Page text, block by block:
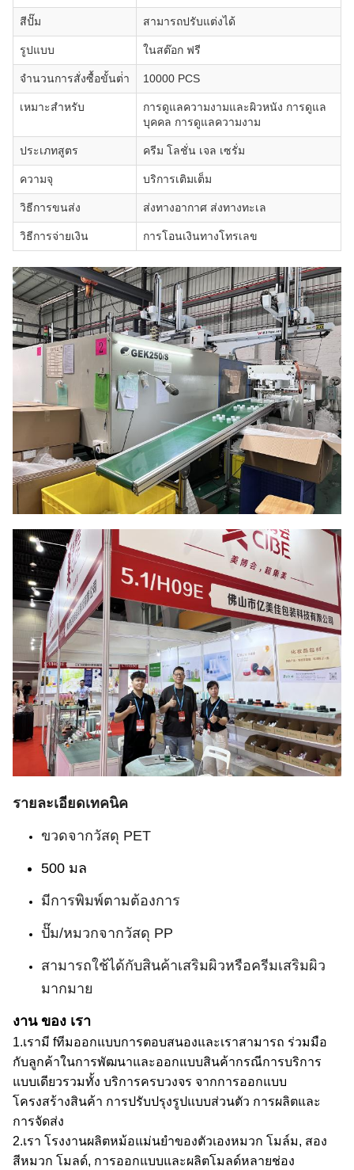
สีปั๊ม สามารถปรับแต่งได้
รูปแบบ ในสต๊อก ฟรี
จํานวนการสั่งซื้อขั้นต่ํา 10000 PCS
เหมาะสําหรับ
การดูแลความงามและผิวหนัง การดูแล
บุคคล การดูแลความงาม
ประเภทสูตร ครีม โลชั่น เจล เซรั่ม
ความจุ บริการเติมเต็ม
วิธีการขนส่ง ส่งทางอากาศ ส่งทางทะเล
วิธีการจ่ายเงิน การโอนเงินทางโทรเลข
รายละเอียดเทคนิค
ขวดจากวัสดุ PET
500 มล
มีการพิมพ์ตามต้องการ
ปั๊ม/หมวกจากวัสดุ PP
สามารถใช้ได้กับสินค้าเสริมผิวหรือครีมเสริมผิว
มากมาย
งาน ของ เรา
1.เรามี fทีมออกแบบการตอบสนองและเราสามารถ ร่วมมือ
กับลูกค้าในการพัฒนาและออกแบบสินค้ากรณีการบริการ
แบบเดียวรวมทั้ง บริการครบวงจร จากการออกแบบ
โครงสร้างสินค้า การปรับปรุงรูปแบบส่วนตัว การผลิตและ
การจัดส่ง
2.เรา โรงงานผลิตหม้อแม่นยําของตัวเองหมวก โมล์ม, สอง
สีหมวก โมลด์, การออกแบบและผลิตโมลด์หลายช่อง